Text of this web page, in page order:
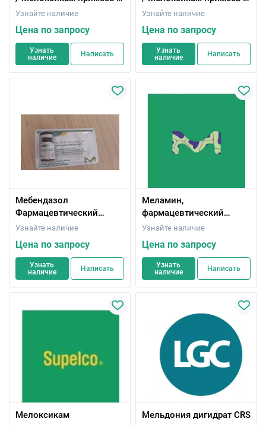
CRS
Узнайте наличие
Цена по запросу
Узнать
наличие
Написать
CRS
Узнайте наличие
Цена по запросу
Узнать
наличие
Написать
Мебендазол
Фармацевтический
вторичный стандарт;
справочный материал
Узнайте наличие
Цена по запросу
Узнать
наличие
Написать
Меламин,
фармацевтический
вторичный стандарт;
справочный материал
Узнайте наличие
Цена по запросу
Узнать
наличие
Написать
Мелоксикам Мельдония дигидрат CRS